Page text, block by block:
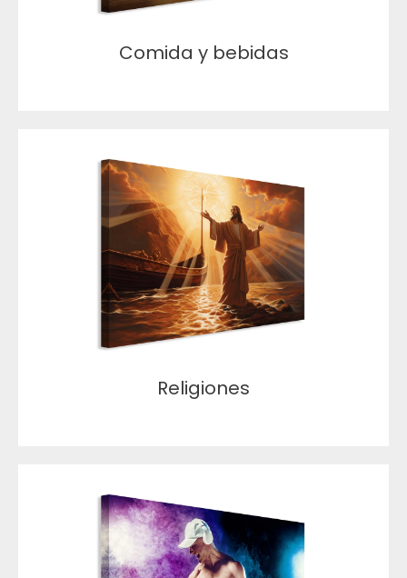
Comida y bebidas
Religiones